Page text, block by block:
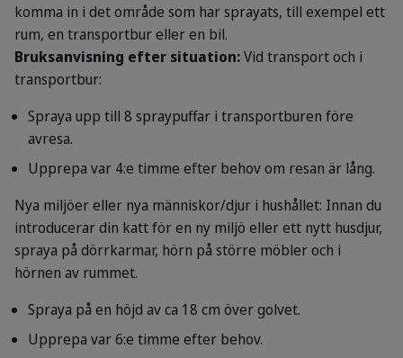
komma in i det område som har sprayats, till exempel ett
rum, en transportbur eller en bil.
Bruksanvisning efter situation:Vid transport och i
transportbur:
Spraya upp till 8 spraypuffar i transportburen före
avresa.
Upprepa var 4:e timme efter behov om resan är lång.
Nya miljöer eller nya människor/djur i hushållet: Innan du
introducerar din katt för en ny miljö eller ett nytt husdjur,
spraya på dörrkarmar, hörn på större möbler och i
hörnen av rummet.
Spraya på en höjd av ca 18 cm över golvet.
Upprepa var 6:e timme efter behov.